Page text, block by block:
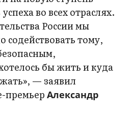
во всех отраслях.
России мы
содействовать тому,
бы жить и куда
— заявил
премьерАлександр